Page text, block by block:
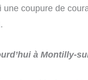
coupure de
à Montilly-